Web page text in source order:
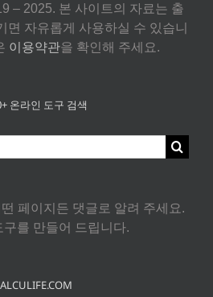
– 2025. 본 사이트의 자료는 출
면 자유롭게 사용하실 수 있습니
이용약관을 확인해 주세요.
온라인 도구 검색
페이지든 댓글로 알려 주세요.
구를 만들어 드립니다.